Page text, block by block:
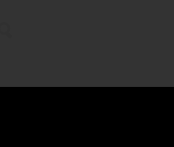
Seine Funktionalität ist identisch mit der